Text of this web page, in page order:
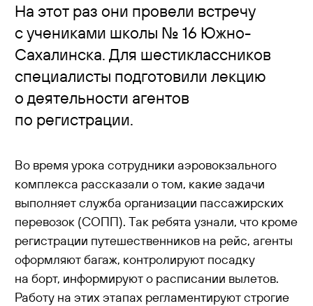
На этот раз они провели встречу
с учениками школы № 16 Южно-
Сахалинска. Для шестиклассников
специалисты подготовили лекцию
о деятельности агентов
по регистрации.
Во время урока сотрудники аэровокзального
комплекса рассказали о том, какие задачи
выполняет служба организации пассажирских
перевозок (СОПП). Так ребята узнали, что кроме
регистрации путешественников на рейс, агенты
оформляют багаж, контролируют посадку
на борт, информируют о расписании вылетов.
Работу на этих этапах регламентируют строгие